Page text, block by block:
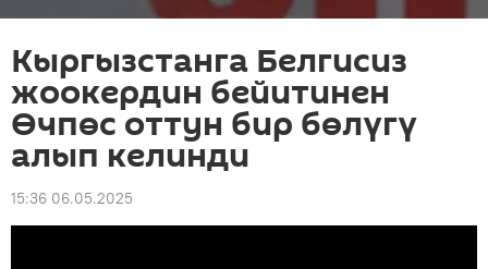
Кыргызстанга Белгисиз
жоокердин бейитинен
Өчпөс оттун бир бөлүгү
алып келинди
15:36 06.05.2025